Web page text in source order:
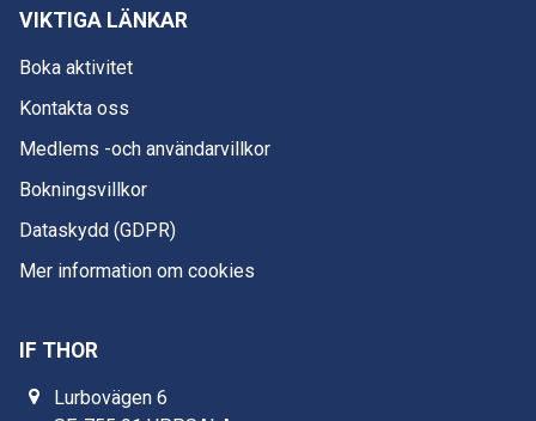
VIKTIGA LÄNKAR
Boka aktivitet
Kontakta oss
Medlems -och användarvillkor
Bokningsvillkor
Dataskydd (GDPR)
Mer information om cookies
IF THOR
Lurbovägen 6